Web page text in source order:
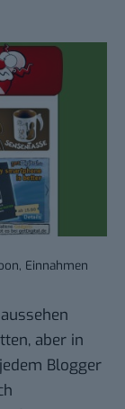
Einnahmen
aber in
Blogger